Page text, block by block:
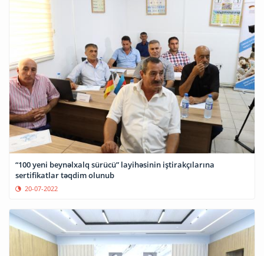
“100 yeni beynəlxalq sürücü” layihəsinin iştirakçılarına
sertifikatlar təqdim olunub
20-07-2022